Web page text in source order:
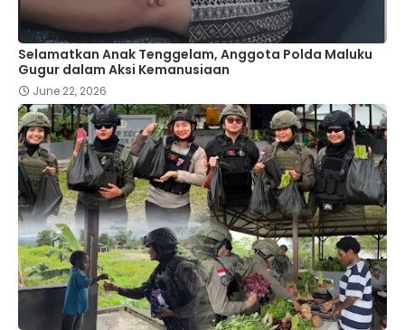
Selamatkan Anak Tenggelam, Anggota Polda Maluku
Gugur dalam Aksi Kemanusiaan
June 22, 2026